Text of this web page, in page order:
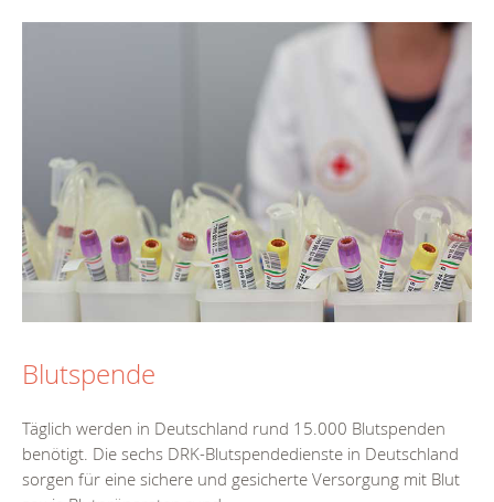
Blutspende
Täglich werden in Deutschland rund 15.000 Blutspenden
benötigt. Die sechs DRK-Blutspendedienste in Deutschland
sorgen für eine sichere und gesicherte Versorgung mit Blut